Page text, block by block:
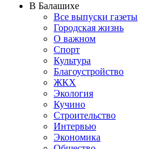
В Балашихе
Все выпуски газеты
Городская жизнь
О важном
Спорт
Культура
Благоустройство
ЖКХ
Экология
Кучино
Строительство
Интервью
Экономика